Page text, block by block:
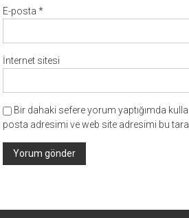
E-posta*
İnternet sitesi
Bir dahaki sefere yorum yaptığımda
posta adresimi ve web site adresimi bu